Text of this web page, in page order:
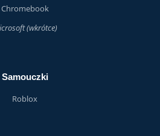
Chromebook
(wkrótce)
Samouczki
Roblox